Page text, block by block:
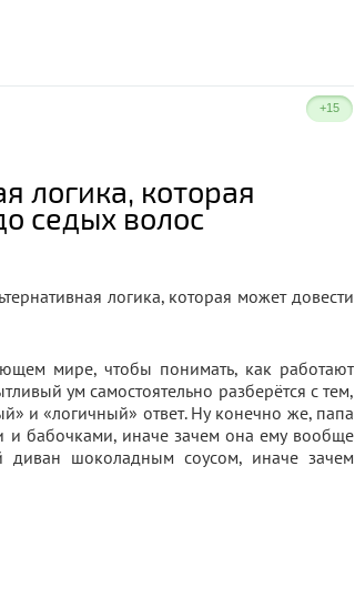
+15
логика, которая
седых волос
мире, чтобы понимать, как работают
ум самостоятельно разберётся с тем,
и «логичный» ответ. Ну конечно же, папа
и бабочками, иначе зачем она ему вообще
шоколадным соусом, иначе зачем